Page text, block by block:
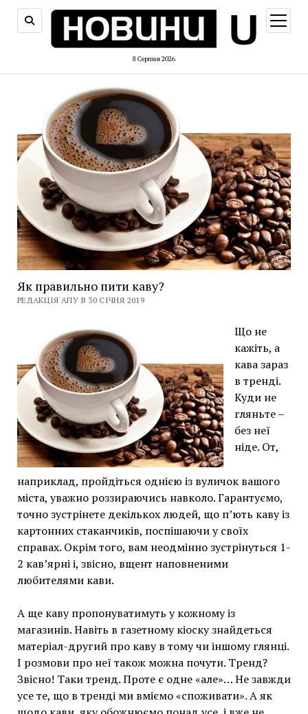
8 Серпня 2026
меню
Як правильно пити каву?
РЕДАКЦІЯ АПУ В 30 СІЧНЯ 2019
Що не
кажіть, а
кава зараз
в тренді.
Куди не
гляньте –
без неї
ніде. От,
наприклад, пройдіться однією із вуличок вашого
міста, уважно роззираючись навколо. Гарантуємо,
точно зустрінете декількох людей, що п’ють каву із
картонних стаканчиків, поспішаючи у своїх
справах. Окрім того, вам неодмінно зустрінуться 1-
2 кав’ярні і, звісно, вщент наповненими
любителями кави.
А ще каву пропонуватимуть у кожному із
магазинів. Навіть в газетному кіоску знайдеться
матеріал-другий про каву в тому чи іншому глянці.
І розмови про неї також можна почути. Тренд?
Звісно! Таки тренд. Проте є одне «але»… Не завжди
усе те, що в тренді ми вміємо «споживати». А як